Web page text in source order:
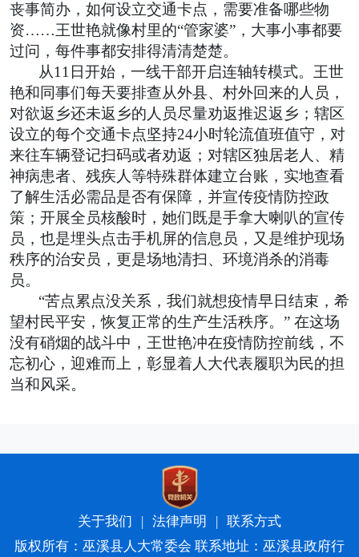
丧事简办，如何设立交通卡点，需要准备哪些物
资……王世艳就像村里的“管家婆”，大事小事都要
过问，每件事都安排得清清楚楚。
从11日开始，一线干部开启连轴转模式。王世
艳和同事们每天要排查从外县、村外回来的人员，
对欲返乡还未返乡的人员尽量劝返推迟返乡；辖区
设立的每个交通卡点坚持24小时轮流值班值守，对
来往车辆登记扫码或者劝返；对辖区独居老人、精
神病患者、残疾人等特殊群体建立台账，实地查看
了解生活必需品是否有保障，并宣传疫情防控政
策；开展全员核酸时，她们既是手拿大喇叭的宣传
员，也是埋头点击手机屏的信息员，又是维护现场
秩序的治安员，更是场地清扫、环境消杀的消毒
员。
“苦点累点没关系，我们就想疫情早日结束，希
望村民平安，恢复正常的生产生活秩序。” 在这场
没有硝烟的战斗中，王世艳冲在疫情防控前线，不
忘初心，迎难而上，彰显着人大代表履职为民的担
当和风采。
关于我们 | 法律声明 | 联系方式
版权所有：巫溪县人大常委会 联系地址：巫溪县政府行